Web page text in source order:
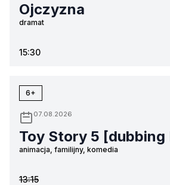
Ojczyzna
dramat
15:30
6+
07.08.2026
Toy Story 5 [dubbing
animacja, familijny, komedia
13:15